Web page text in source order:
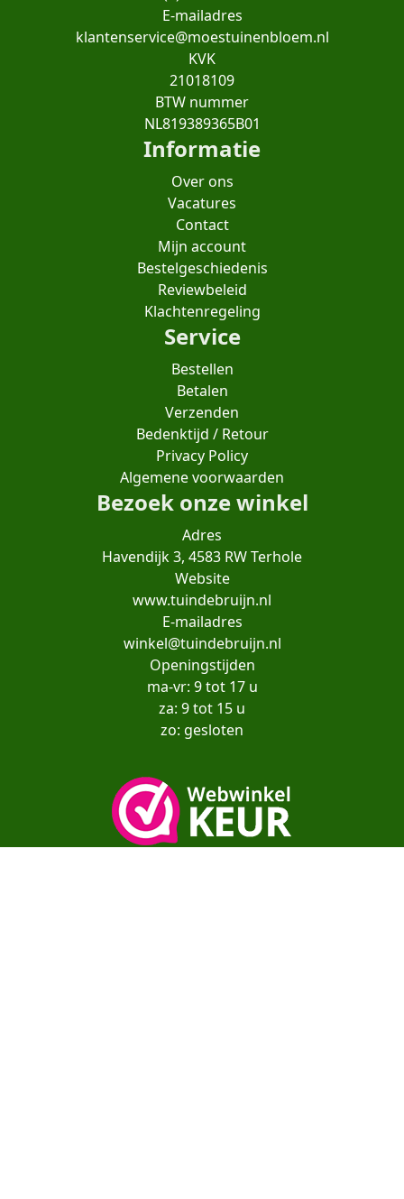
E-mailadres
klantenservice@moestuinenbloem.nl
KVK
21018109
BTW nummer
NL819389365B01
Informatie
Over ons
Vacatures
Contact
Mijn account
Bestelgeschiedenis
Reviewbeleid
Klachtenregeling
Service
Bestellen
Betalen
Verzenden
Bedenktijd / Retour
Privacy Policy
Algemene voorwaarden
Bezoek onze winkel
Adres
Havendijk 3, 4583 RW Terhole
Website
www.tuindebruijn.nl
E-mailadres
winkel@tuindebruijn.nl
Openingstijden
ma-vr: 9 tot 17 u
za: 9 tot 15 u
zo: gesloten